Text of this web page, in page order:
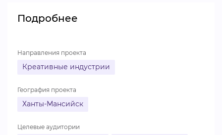
Подробнее
Направления проекта
Креативные индустрии
География проекта
Ханты-Мансийск
Целевые аудитории